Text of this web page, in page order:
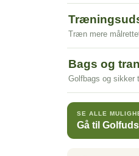
Træn mere
Bags og
Golfbags og sikker
SE ALLE
Gå til